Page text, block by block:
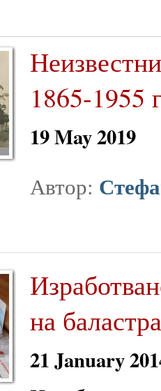
1865-1955
19 May 2019
Автор:
на
21 January